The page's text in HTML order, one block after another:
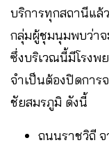
บริการทุกสถานีแล้
กลุ่มผู้ชุมนุมพบว่าจ
ซึ่งบริเวณนี้มีโรงพ
จำเป็นต้องปิดการ
ชัยสมรภูมิ ดังนี้
ถนนราชวิถี